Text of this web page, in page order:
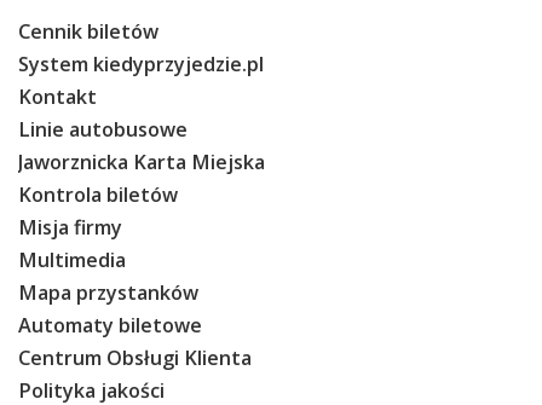
Cennik biletów
System kiedyprzyjedzie.pl
Kontakt
Linie autobusowe
Jaworznicka Karta Miejska
Kontrola biletów
Misja firmy
Multimedia
Mapa przystanków
Automaty biletowe
Centrum Obsługi Klienta
Polityka jakości